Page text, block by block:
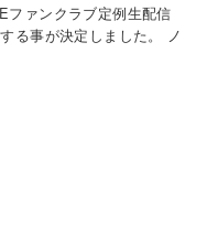
ファンクラブ定例生配信
る事が決定しました。 ノ